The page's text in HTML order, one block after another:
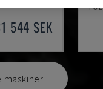
544 SEK
maskiner